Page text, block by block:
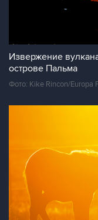
Извержение
острове Пальма
Фото: Kike Rincon/Europa